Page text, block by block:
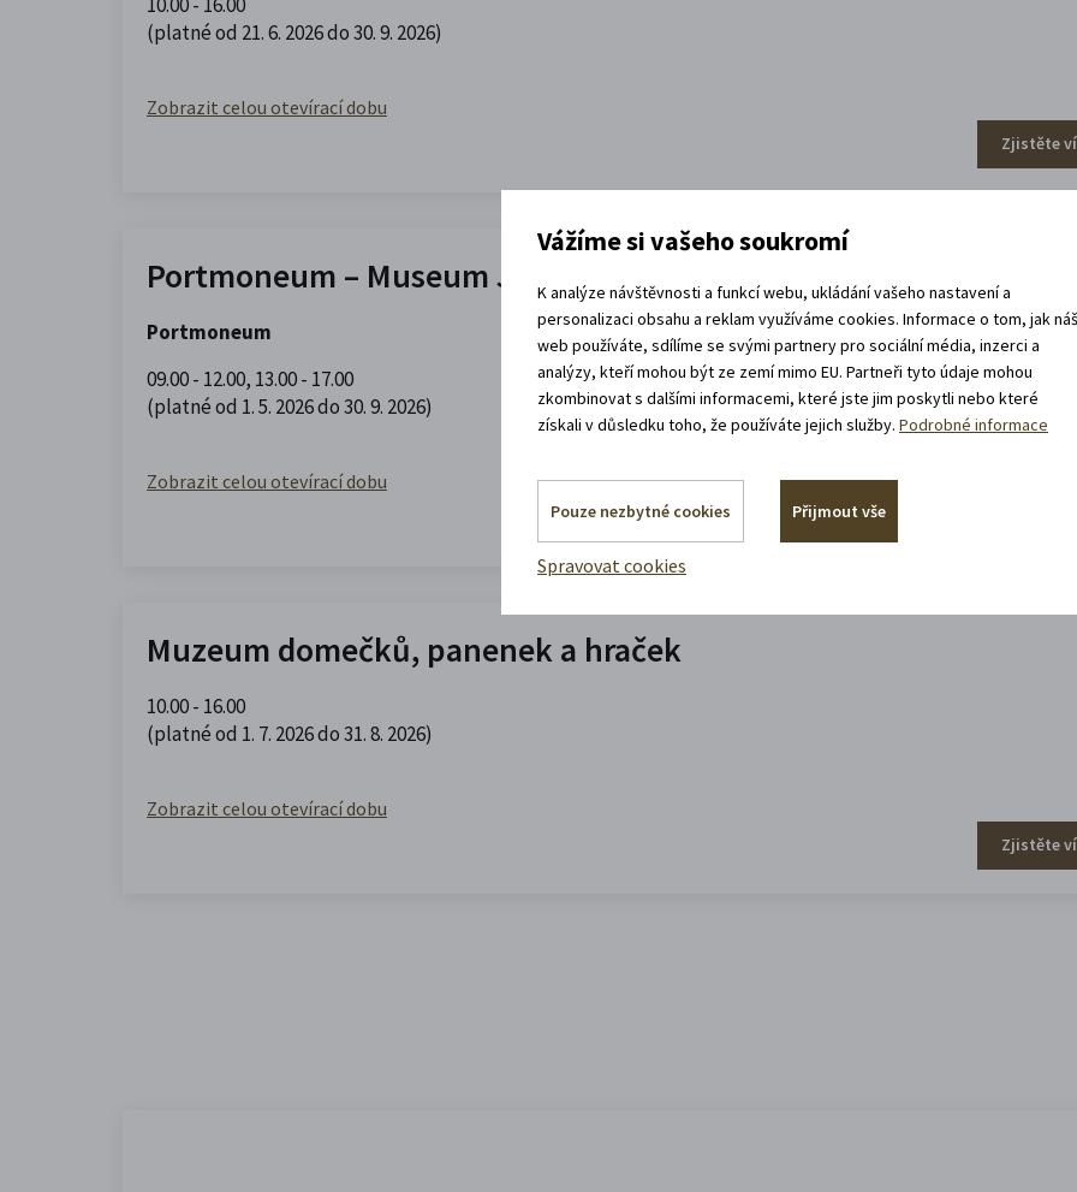
(platné od 21. 6. 2026 do 30. 9. 2026)
Zobrazit celou otevírací dobu
Zjistěte
Portmoneum – Museum Josefa Váchala
Portmoneum
09.00 - 12.00, 13.00 - 17.00
(platné od 1. 5. 2026 do 30. 9. 2026)
Zobrazit celou otevírací dobu
Muzeum domečků, panenek a hraček
10.00 - 16.00
(platné od 1. 7. 2026 do 31. 8. 2026)
Zobrazit celou otevírací dobu
Zjistěte
Vážíme si vašeho soukromí
K analýze návštěvnosti a funkcí webu, ukládání vašeho nastavení a
personalizaci obsahu a reklam využíváme cookies. Informace o tom, jak
web používáte, sdílíme se svými partnery pro sociální média, inzerci a
analýzy, kteří mohou být ze zemí mimo EU. Partneři tyto údaje mohou
zkombinovat s dalšími informacemi, které jste jim poskytli nebo které
získali v důsledku toho, že používáte jejich služby.Podrobné informace
Pouze nezbytné cookies Přijmout vše
Spravovat cookies